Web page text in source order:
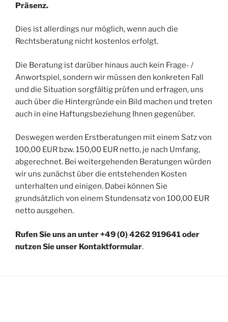
Präsenz.
Dies ist allerdings nur möglich, wenn auch die
Rechtsberatung nicht kostenlos erfolgt.
Die Beratung ist darüber hinaus auch kein Frage- /
Anwortspiel, sondern wir müssen den konkreten Fall
und die Situation sorgfältig prüfen und erfragen, uns
auch über die Hintergründe ein Bild machen und treten
auch in eine Haftungsbeziehung Ihnen gegenüber.
Deswegen werden Erstberatungen mit einem Satz von
100,00 EUR bzw. 150,00 EUR netto, je nach Umfang,
abgerechnet. Bei weitergehenden Beratungen würden
wir uns zunächst über die entstehenden Kosten
unterhalten und einigen. Dabei können Sie
grundsätzlich von einem Stundensatz von 100,00 EUR
netto ausgehen.
Rufen Sie uns an unter +49 (0) 4262 919641 oder
nutzen Sie unser Kontaktformular.